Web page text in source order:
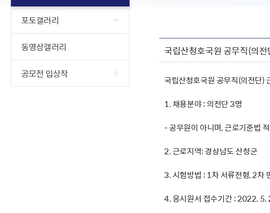
포토갤러리
동영상갤러리
공모전 입상작
국립산청호국원 공무직(의
국립산청호국원 공무직(의전단)
1. 채용분야 : 의전단 3명
- 공무원이 아니며, 근로기준법
2. 근로지역: 경상남도 산청군
3. 시험방법 : 1차 서류전형, 2차
4. 응시원서 접수기간 : 2022.